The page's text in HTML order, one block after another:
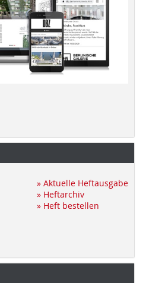
» Aktuelle Heftausgabe
» Heftarchiv
» Heft bestellen